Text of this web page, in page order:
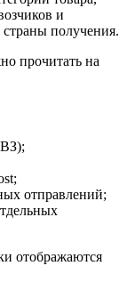
и
страны получения.
прочитать на
отправлений;
отображаются